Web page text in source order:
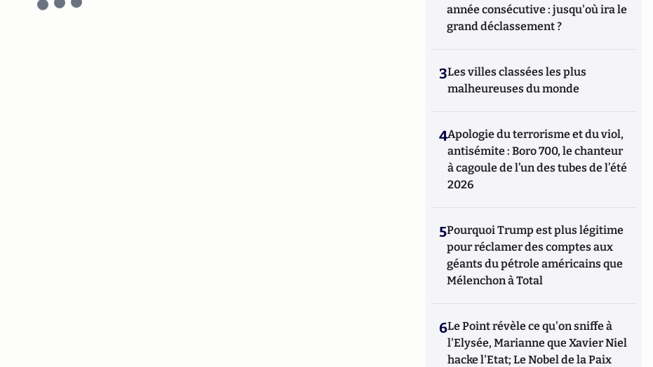
année consécutive : jusqu'où ira le
grand déclassement ?
3Les villes classées les plus
malheureuses du monde
4Apologie du terrorisme et du viol,
antisémite : Boro 700, le chanteur
à cagoule de l’un des tubes de l’été
2026
5Pourquoi Trump est plus légitime
pour réclamer des comptes aux
géants du pétrole américains que
Mélenchon à Total
6Le Point révèle ce qu'on sniffe à
l'Elysée, Marianne que Xavier Niel
hacke l'Etat; Le Nobel de la Paix